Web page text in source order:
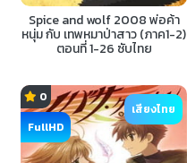
Spice and wolf 2008 พ่อค้า
หนุ่ม กับ เทพหมาป่าสาว (ภาค1-2)
ตอนที่ 1-26 ซับไทย
0
FullHD
เสียงไทย